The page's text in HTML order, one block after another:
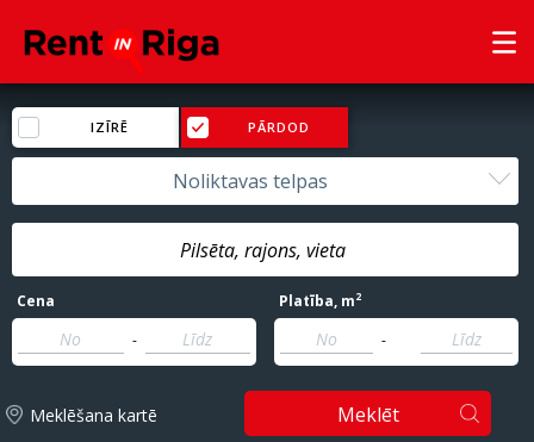
IZĪRĒ PĀRDOD
Noliktavas telpas
Cena
-
Platība, m2
-
Meklēšana kartē Meklēt